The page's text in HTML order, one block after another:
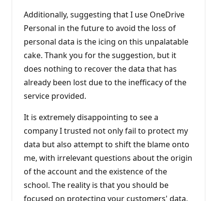
Additionally, suggesting that I use OneDrive
Personal in the future to avoid the loss of
personal data is the icing on this unpalatable
cake. Thank you for the suggestion, but it
does nothing to recover the data that has
already been lost due to the inefficacy of the
service provided.
It is extremely disappointing to see a
company I trusted not only fail to protect my
data but also attempt to shift the blame onto
me, with irrelevant questions about the origin
of the account and the existence of the
school. The reality is that you should be
focused on protecting your customers' data,